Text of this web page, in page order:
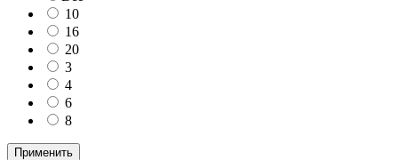
10
16
20
3
4
6
8
Применить